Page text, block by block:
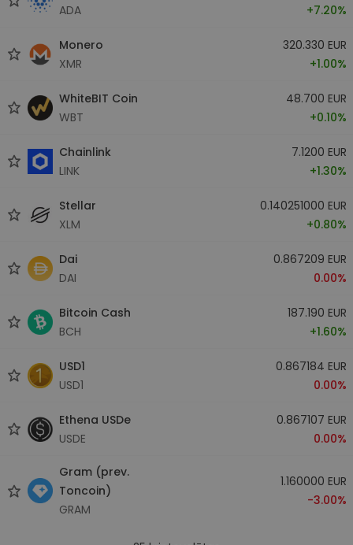
ADA
+7.20%
Monero
XMR
320.330 EUR
+1.00%
WhiteBIT Coin
WBT
48.700 EUR
+0.10%
Chainlink
LINK
7.1200 EUR
+1.30%
Stellar
XLM
0.140251000 EUR
+0.80%
Dai
DAI
0.867209 EUR
0.00%
Bitcoin Cash
BCH
187.190 EUR
+1.60%
USD1
USD1
0.867184 EUR
0.00%
Ethena USDe
USDE
0.867107 EUR
0.00%
Gram (prev.
Toncoin)
GRAM
1.160000 EUR
-3.00%